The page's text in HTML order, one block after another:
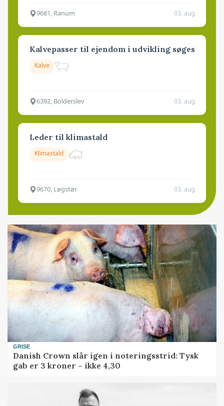
9681, Ranum 03. aug.
Kalvepasser til ejendom i udvikling søges
Kalve
6392, Bolderslev 03. aug.
Leder til klimastald
Klimastald
9670, Løgstør 03. aug.
GRISE
Danish Crown slår igen i noteringsstrid: Tysk
gab er 3 kroner – ikke 4,30